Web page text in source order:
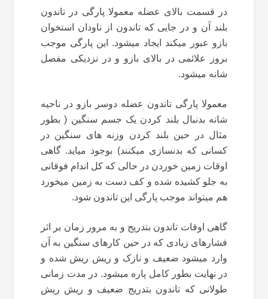
در قسمت بالای عضله معمولا پارگی در تاندون
بلند آن و در جایی که تاندون از ناودان استخوان
بازو عبور میکند ایجاد میشود. این پارگی موجب
بروز علائمی در بالای بازو و در نزدیکی مفصل
شانه میشود.
معمولا پارگی تاندون عضله دوسر بازو در ناحیه
شانه بدنبال بلند کردن یک جسم سنگین ( بطور
مثال در حین بلند کردن وزنه های سنگین در
کسانی که بدنسازی میکنند) بوجود میاید. گاهی
اوقات زمین خوردن در حالی که کل اندام فوقانی
به جلو کشیده شده و کف دست به زمین میخورد
هم میتواند موجب پارگی این تاندون شود.
گاهی اوقات تاندون بتدریج و به مرور زمان بر اثر
فشارهای زیادی که در حین کارهای سنگین به آن
وارد میشود ضعیف و نازک و ریش ریش شده و
در نهایت بطور کامل پاره میشود. در مدت زمانی
طولانی که تاندون بتدریج ضعیف و ریش ریش